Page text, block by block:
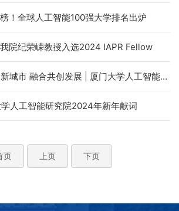
！全球人工智能100强大学排名出炉
院纪荣嵘教授入选2024 IAPR Fellow
科创更新城市 融合共创发展 | 厦门大学人工智能研究院与国贸产业园区正式达成战略合作
人工智能研究院2024年新年献词
页 上页 下页